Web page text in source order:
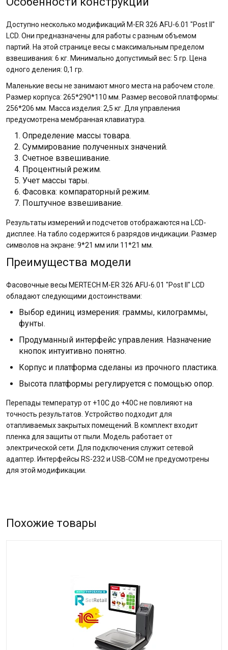
Доступно несколько модификаций M-ER 326 AFU-6.01 "Post II"
LCD. Они предназначены для работы с разным объемом
партий. На этой странице весы с максимальным пределом
взвешивания: 6 кг. Минимально допустимый вес: 5 гр. Цена
одного деления: 0,1 гр.
Маленькие весы не занимают много места на рабочем столе.
Размер корпуса: 265*290*110 мм. Размер весовой платформы:
256*206 мм. Масса изделия: 2,5 кг. Для управления
предусмотрена мембранная клавиатура.
Определение массы товара.
Суммирование полученных значений.
Счетное взвешивание.
Процентный режим.
Учет массы тары.
Фасовка: компараторный режим.
Поштучное взвешивание.
Результаты измерений и подсчетов отображаются на LCD-
дисплее. На табло содержится 6 разрядов индикации. Размер
символов на экране: 9*21 мм или 11*21 мм.
Преимущества модели
Фасовочные весы MERTECH M-ER 326 AFU-6.01 "Post II" LCD
обладают следующими достоинствами:
Выбор единиц измерения: граммы, килограммы,
фунты.
Продуманный интерфейс управления. Назначение
кнопок интуитивно понятно.
Корпус и платформа сделаны из прочного пластика.
Высота платформы регулируется с помощью опор.
Перепады температур от +10С до +40С не повлияют на
точность результатов. Устройство подходит для
отапливаемых закрытых помещений. В комплект входит
пленка для защиты от пыли. Модель работает от
электрической сети. Для подключения служит сетевой
адаптер. Интерфейсы RS-232 и USB-COM не предусмотрены
для этой модификации.
Похожие товары